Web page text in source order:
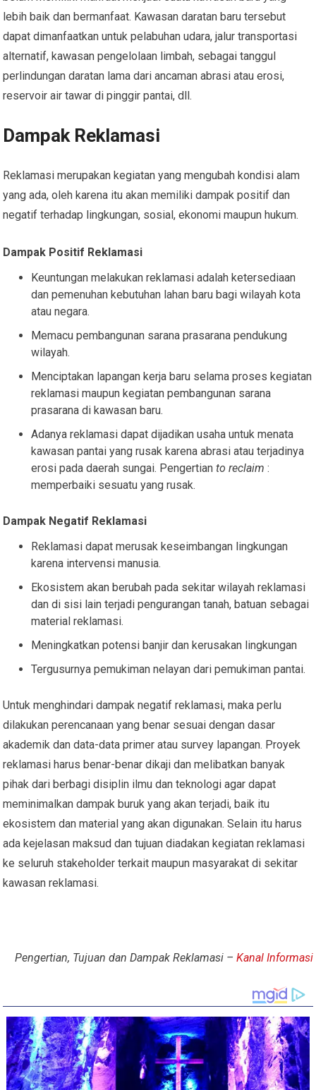
lebih baik dan bermanfaat. Kawasan daratan baru tersebut
dapat dimanfaatkan untuk pelabuhan udara, jalur transportasi
alternatif, kawasan pengelolaan limbah, sebagai tanggul
perlindungan daratan lama dari ancaman abrasi atau erosi,
reservoir air tawar di pinggir pantai, dll.
Dampak Reklamasi
Reklamasi merupakan kegiatan yang mengubah kondisi alam
yang ada, oleh karena itu akan memiliki dampak positif dan
negatif terhadap lingkungan, sosial, ekonomi maupun hukum.
Dampak Positif Reklamasi
Keuntungan melakukan reklamasi adalah ketersediaan
dan pemenuhan kebutuhan lahan baru bagi wilayah kota
atau negara.
Memacu pembangunan sarana prasarana pendukung
wilayah.
Menciptakan lapangan kerja baru selama proses kegiatan
reklamasi maupun kegiatan pembangunan sarana
prasarana di kawasan baru.
Adanya reklamasi dapat dijadikan usaha untuk menata
kawasan pantai yang rusak karena abrasi atau terjadinya
erosi pada daerah sungai. Pengertianto reclaim :
memperbaiki sesuatu yang rusak.
Dampak Negatif Reklamasi
Reklamasi dapat merusak keseimbangan lingkungan
karena intervensi manusia.
Ekosistem akan berubah pada sekitar wilayah reklamasi
dan di sisi lain terjadi pengurangan tanah, batuan sebagai
material reklamasi.
Meningkatkan potensi banjir dan kerusakan lingkungan
Tergusurnya pemukiman nelayan dari pemukiman pantai.
Untuk menghindari dampak negatif reklamasi, maka perlu
dilakukan perencanaan yang benar sesuai dengan dasar
akademik dan data-data primer atau survey lapangan. Proyek
reklamasi harus benar-benar dikaji dan melibatkan banyak
pihak dari berbagi disiplin ilmu dan teknologi agar dapat
meminimalkan dampak buruk yang akan terjadi, baik itu
ekosistem dan material yang akan digunakan. Selain itu harus
ada kejelasan maksud dan tujuan diadakan kegiatan reklamasi
ke seluruh stakeholder terkait maupun masyarakat di sekitar
kawasan reklamasi.
Pengertian, Tujuan dan Dampak Reklamasi – Kanal Informasi